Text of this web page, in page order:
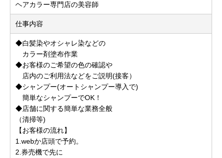
ヘアカラー専門店の美容師
仕事内容
◆白髪染やオシャレ染などの
カラー剤塗布作業
◆お客様のご希望の色の確認や
店内のご利用法などをご説明(接客）
◆シャンプー(オートシャンプー導入で)
簡単なシャンプーでOK！
◆店舗に関する簡単な業務全般
（清掃等)
【お客様の流れ】
1.webか店頭で予約。
2.券売機で先に